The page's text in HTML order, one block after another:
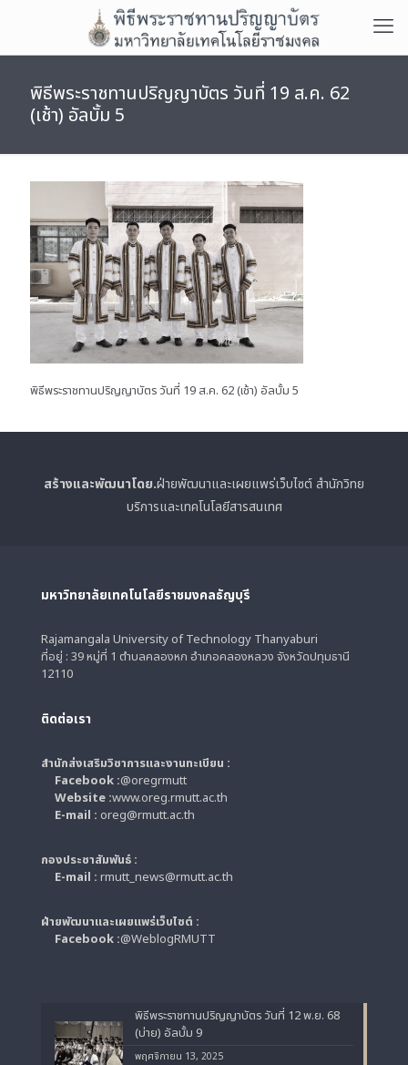
พิธีพระราชทานปริญญาบัตร วันที่ 19 ส.ค. 62
(เช้า) อัลบั้ม 5
พิธีพระราชทานปริญญาบัตร วันที่ 19 ส.ค. 62 (เช้า) อัลบั้ม 5
สร้างและพัฒนาโดย.ฝ่ายพัฒนาและเผยแพร่เว็บไซต์ สำนักวิทย
บริการและเทคโนโลยีสารสนเทศ
มหาวิทยาลัยเทคโนโลยีราชมงคลธัญบุรี
Rajamangala University of Technology Thanyaburi
ที่อยู่ : 39 หมู่ที่ 1 ตำบลคลองหก อำเภอคลองหลวง จังหวัดปทุมธานี
12110
ติดต่อเรา
สำนักส่งเสริมวิชาการและงานทะเบียน :
Facebook :@oregrmutt
Website :www.oreg.rmutt.ac.th
E-mail : oreg@rmutt.ac.th
กองประชาสัมพันธ์ :
E-mail : rmutt_news@rmutt.ac.th
ฝ่ายพัฒนาและเผยแพร่เว็บไซต์ :
Facebook :@WeblogRMUTT
พิธีพระราชทานปริญญาบัตร วันที่ 12 พ.ย. 68
(บ่าย) อัลบั้ม 9
พฤศจิกายน 13, 2025